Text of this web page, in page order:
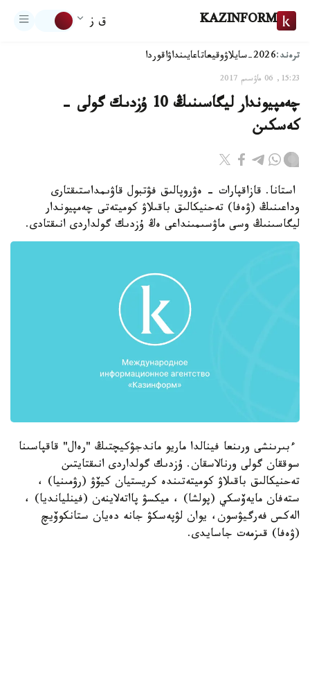
KAZINFORM ق ز
ترەند:2026-سايلاۋ وقيعاتاعايىنداۋاقوردا
15:23, 06 ماۋسىم 2017
چەمپيوندار ليگاسىنىڭ 10 ۇزدىك گولى -
كەسكىن
استانا. قازاقپارات - ەۋروپالىق فۋتبول قاۋىمداستىقتارى
وداعىنىڭ (ۋەفا) تەحنيكالىق باقىلاۋ كوميتەتى چەمپيوندار
ليگاسىنىڭ وسى ماۋسىمىنداعى ەڭ ۇزدىك گولداردى انىقتادى.
ءبىرىنشى ورىنعا فينالدا ماريو ماندجۋكيچتىڭ "رەال" قاقپاسىنا
سوققان گولى ورنالاسقان. ۇزدىك گولداردى انىقتايتىن
تەحنيكالىق باقىلاۋ كوميتەتىندە كريستيان كيۆۋ (رۋمىنيا) ،
ستەفان مايەۆسكي (پولشا) ، ميكسۋ پااتەلاينەن (فينليانديا) ،
الەكس فەرگيۋسون، يوان لۋپەسكۋ جانە دەيان ستانكوۆيچ
(ۋەفا) قىزمەت جاسايدى.